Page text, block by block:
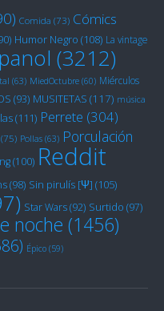
Comida (73) Cómics
Humor Negro (108) La vintage
(3212)
(63) MiedOctubre (60) Miérculos
(93) MUSITETAS (117) música
(111) Perrete (304)
(75) Pollas (63) Porculación
(100) Reddit
(98) Sin pirulís [Ψ] (105)
Star Wars(92) Surtido (97)
noche (1456)
Épico (59)